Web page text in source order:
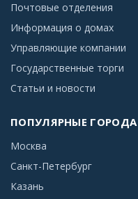
Почтовые отделения
Информация о домах
Управляющие компании
Государственные торги
Статьи и новости
ПОПУЛЯРНЫЕ ГОРОДА
Москва
Санкт-Петербург
Казань